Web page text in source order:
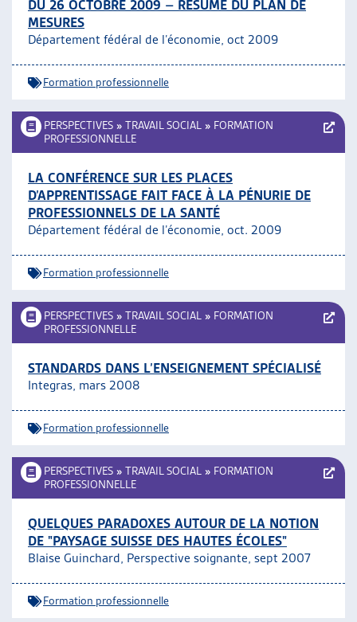
DU 26 OCTOBRE 2009 – RÉSUMÉ DU PLAN DE
MESURES
Département fédéral de l’économie, oct 2009
Formation professionnelle
PERSPECTIVES » TRAVAIL SOCIAL » FORMATION
PROFESSIONNELLE
LA CONFÉRENCE SUR LES PLACES
D’APPRENTISSAGE FAIT FACE À LA PÉNURIE DE
PROFESSIONNELS DE LA SANTÉ
Département fédéral de l’économie, oct. 2009
Formation professionnelle
PERSPECTIVES » TRAVAIL SOCIAL » FORMATION
PROFESSIONNELLE
STANDARDS DANS L’ENSEIGNEMENT SPÉCIALISÉ
Integras, mars 2008
Formation professionnelle
PERSPECTIVES » TRAVAIL SOCIAL » FORMATION
PROFESSIONNELLE
QUELQUES PARADOXES AUTOUR DE LA NOTION
DE "PAYSAGE SUISSE DES HAUTES ÉCOLES"
Blaise Guinchard, Perspective soignante, sept 2007
Formation professionnelle